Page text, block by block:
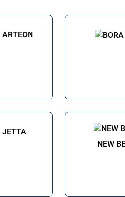
ARTEON
JETTA
NEW